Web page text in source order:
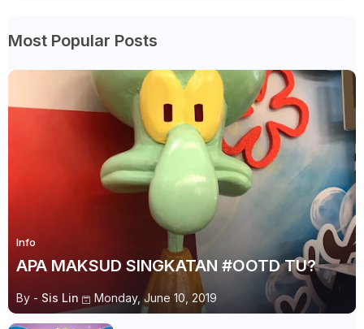
Most Popular Posts
Info
APA MAKSUD SINGKATAN #OOTD TU?
By - Sis Lin Monday, June 10, 2019